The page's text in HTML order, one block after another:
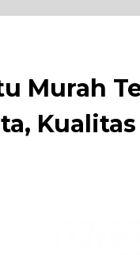
Murah